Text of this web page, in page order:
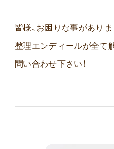
皆様、お困りな事があり
整理エンディールが全て
問い合わせ下さい！